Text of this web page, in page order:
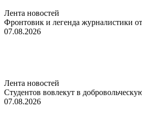
Лента новостей
Фронтовик и легенда журналистики
07.08.2026
Лента новостей
Студентов вовлекут в
07.08.2026